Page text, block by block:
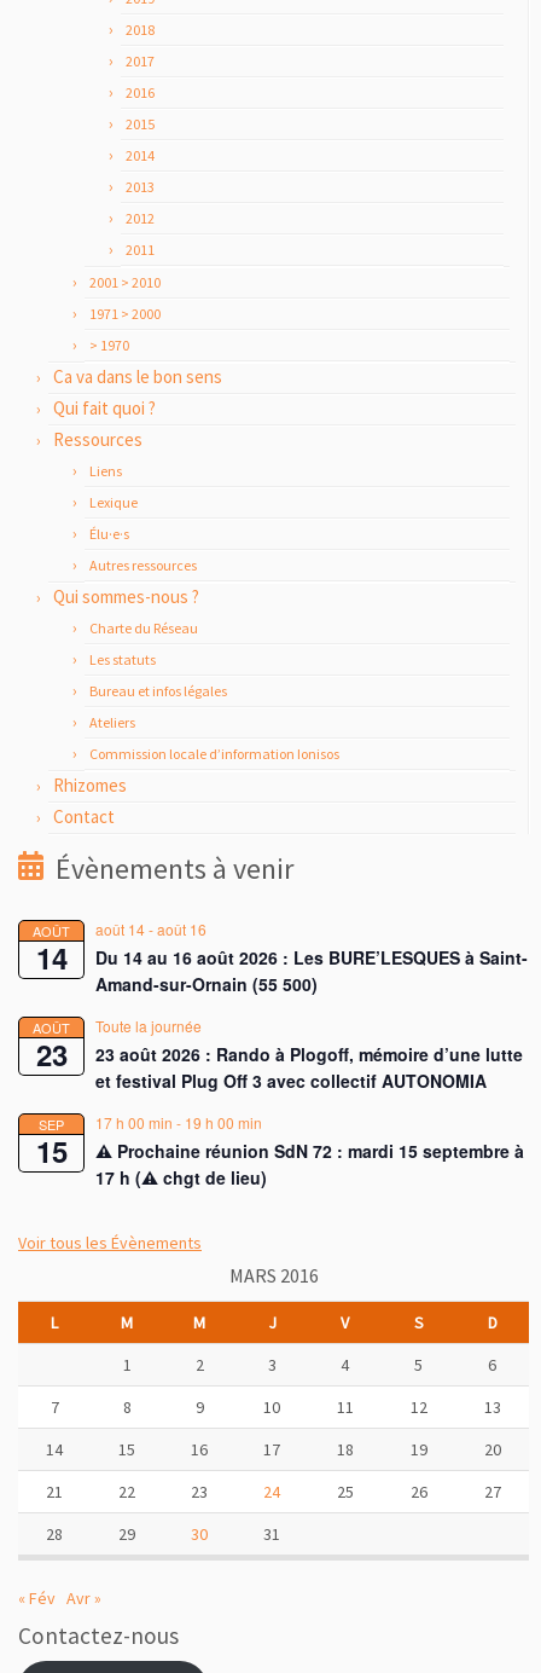
2018
2017
2016
2015
2014
2013
2012
2011
2001 > 2010
1971 > 2000
> 1970
Ca va dans le bon sens
Qui fait quoi ?
Ressources
Liens
Lexique
Élu·e·s
Autres ressources
Qui sommes-nous ?
Charte du Réseau
Les statuts
Bureau et infos légales
Ateliers
Commission locale d’information Ionisos
Rhizomes
Contact
Évènements à venir
AOÛT
14
août 14-août 16
Du 14 au 16 août 2026 : Les BURE’LESQUES à Saint-
Amand-sur-Ornain (55 500)
AOÛT
23
Toute la journée
23 août 2026 : Rando à Plogoff, mémoire d’une lutte
et festival Plug Off 3 avec collectif AUTONOMIA
SEP
15
17 h 00 min - 19 h 00 min
⚠︎ Prochaine réunion SdN 72 : mardi 15 septembre à
17 h (⚠︎ chgt de lieu)
Voir tous les Évènements
MARS 2016
L M M J V S
D
1
2 3 4 5
6
7
8 9 10 11 12
13
14
15 16 17 18 19
20
21
22 23 24 25 26
27
28
29 30 31
« Fév Avr »
Contactez-nous